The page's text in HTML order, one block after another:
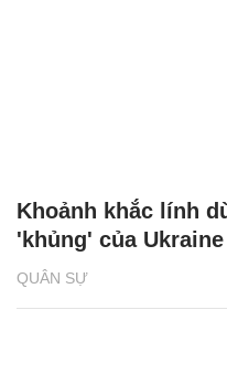
QUÂN SỰ
Khoảnh khắc lính
'khủng' của Ukraine